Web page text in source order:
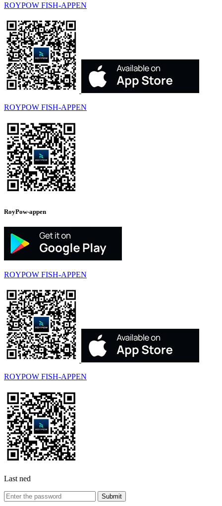
ROYPOW FISH-APPEN
ROYPOW FISH-APPEN
RoyPow-appen
ROYPOW FISH-APPEN
ROYPOW FISH-APPEN
Last ned